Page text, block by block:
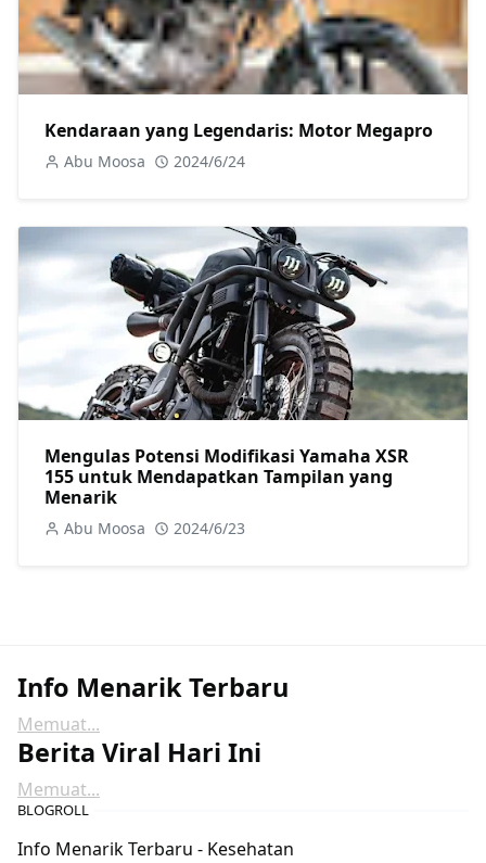
Kendaraan yang Legendaris: Motor Megapro
Abu Moosa 2024/6/24
Mengulas Potensi Modifikasi Yamaha XSR
155 untuk Mendapatkan Tampilan yang
Menarik
Abu Moosa 2024/6/23
Info Menarik Terbaru
Memuat...
Berita Viral Hari Ini
Memuat...
BLOGROLL
Info Menarik Terbaru - Kesehatan